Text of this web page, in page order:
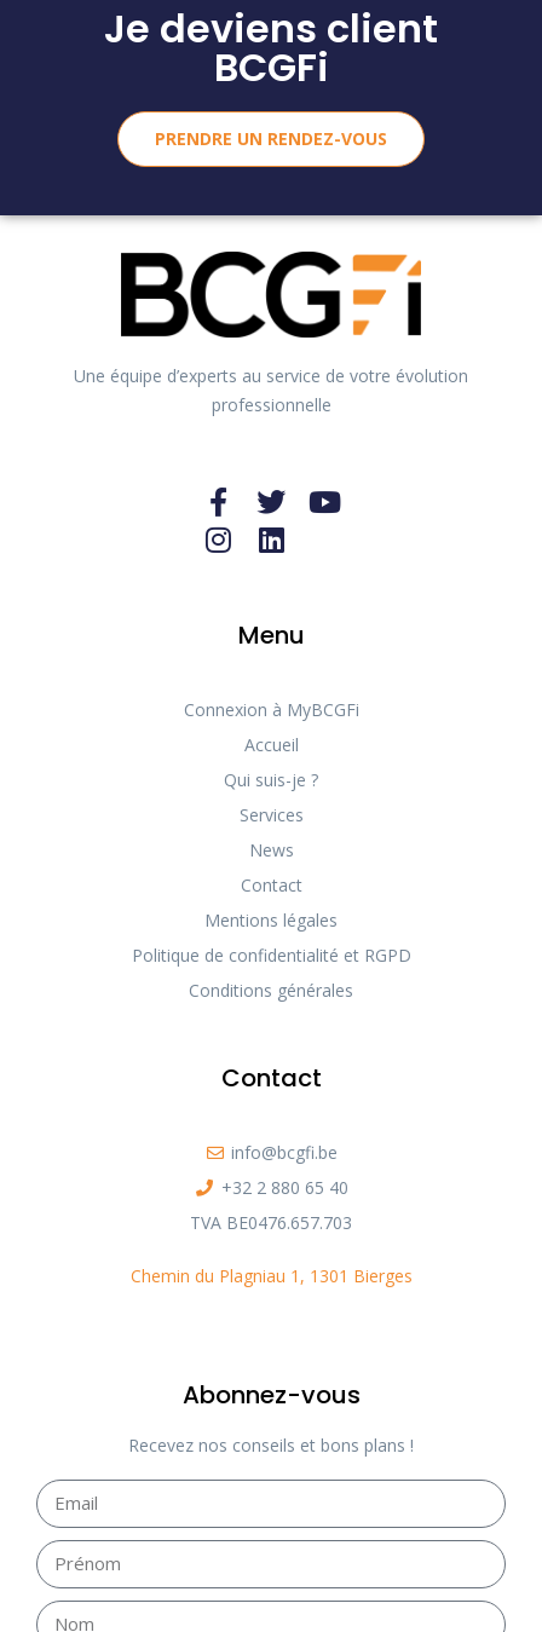
Je deviens client
BCGFi
PRENDRE UN RENDEZ-VOUS
Une équipe d’experts au service de votre évolution
professionnelle
Menu
Connexion à MyBCGFi
Accueil
Qui suis-je ?
Services
News
Contact
Mentions légales
Politique de confidentialité et RGPD
Conditions générales
Contact
info@bcgfi.be
+32 2 880 65 40
TVA BE0476.657.703
Chemin du Plagniau 1, 1301 Bierges
Abonnez-vous
Recevez nos conseils et bons plans !